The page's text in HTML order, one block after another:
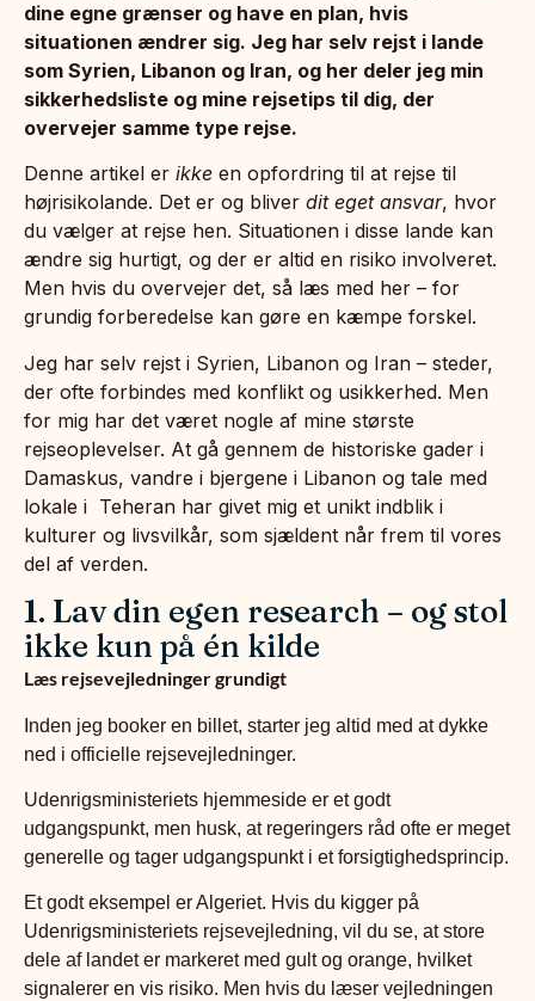
dine egne grænser og have en plan, hvis
situationen ændrer sig. Jeg har selv rejst i lande
som Syrien, Libanon og Iran, og her deler jeg min
sikkerhedsliste og mine rejsetips til dig, der
overvejer samme type rejse.
Denne artikel er ikke en opfordring til at rejse til
højrisikolande. Det er og bliver dit eget ansvar, hvor
du vælger at rejse hen. Situationen i disse lande kan
ændre sig hurtigt, og der er altid en risiko involveret.
Men hvis du overvejer det, så læs med her – for
grundig forberedelse kan gøre en kæmpe forskel.
Jeg har selv rejst i Syrien, Libanon og Iran – steder,
der ofte forbindes med konflikt og usikkerhed. Men
for mig har det været nogle af mine største
rejseoplevelser. At gå gennem de historiske gader i
Damaskus, vandre i bjergene i Libanon og tale med
lokale i Teheran har givet mig et unikt indblik i
kulturer og livsvilkår, som sjældent når frem til vores
del af verden.
1. Lav din egen research – og stol
ikke kun på én kilde
Læs rejsevejledninger grundigt
Inden jeg booker en billet, starter jeg altid med at dykke
ned i officielle rejsevejledninger.
Udenrigsministeriets hjemmeside er et godt
udgangspunkt, men husk, at regeringers råd ofte er meget
generelle og tager udgangspunkt i et forsigtighedsprincip.
Et godt eksempel er Algeriet. Hvis du kigger på
Udenrigsministeriets rejsevejledning, vil du se, at store
dele af landet er markeret med gult og orange, hvilket
signalerer en vis risiko. Men hvis du læser vejledningen